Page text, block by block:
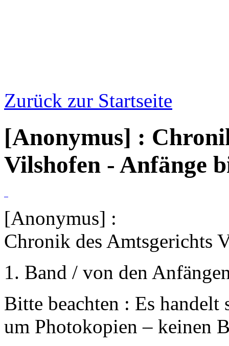
Zurück zur Startseite
[Anonymus] :
Vilshofen - Anfänge
[Anonymus] :
Chronik des Amtsgerichts
1. Band / von den
Bitte beachten : Es
um Photokopien – keinen